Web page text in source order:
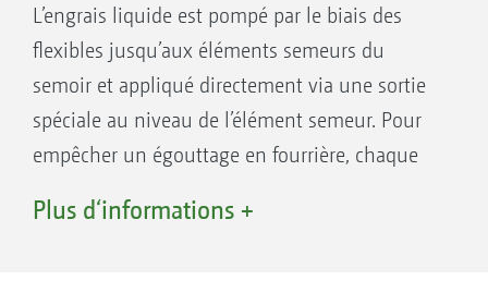
L’engrais liquide est pompé par le biais des
flexibles jusqu’aux éléments semeurs du
semoir et appliqué directement via une sortie
spéciale au niveau de l’élément semeur. Pour
empêcher un égouttage en fourrière, chaque
En outre, chaque sortie est dotée d’un disque
Plus d‘informations +